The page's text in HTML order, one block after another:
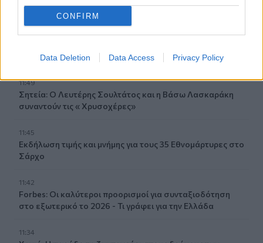
CONFIRM
Data Deletion Data Access Privacy Policy
του έσωσε τη ζωή
πόλη» στη Δημοτική Επιτροπή
11:49
Σητεία: Ο Λευτέρης Σουλτάτος και η Βάσω Λασκαράκη
συναντούν τις « Χρυσοχέρες»
11:45
Εκδήλωση τιμής και μνήμης για τους 35 Εθνομάρτυρες στο
Σάρχο
11:42
Forbes: Οι καλύτεροι προορισμοί για συνταξιοδότηση
στο εξωτερικό το 2026 - Τι γράφει για την Ελλάδα
11:34